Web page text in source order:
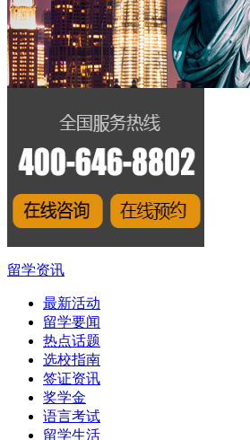
留学资讯
最新活动
留学要闻
热点话题
选校指南
签证资讯
奖学金
语言考试
留学生活